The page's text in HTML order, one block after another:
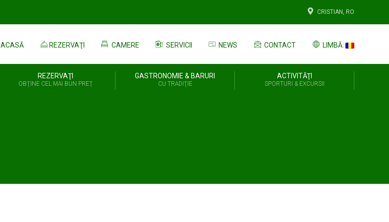
CRISTIAN, RO
ACASĂ REZERVAŢI CAMERE SERVICII NEWS CONTACT LIMBĂ:
REZERVAŢI
OBŢINE CEL MAI BUN PREŢ
GASTRONOMIE & BARURI
CU TRADIŢIE
ACTIVITĂŢI
SPORTURI & EXCURSII